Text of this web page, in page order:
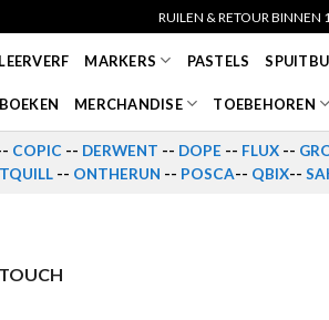
RUILEN & RETOUR BINNEN
LEERVERF MARKERS PASTELS
MERCHANDISE TOEBEHOREN
COPIC -- DERWENT -- DOPE -- FLUX --
-- ONTHERUN -- POSCA-- QBIX--